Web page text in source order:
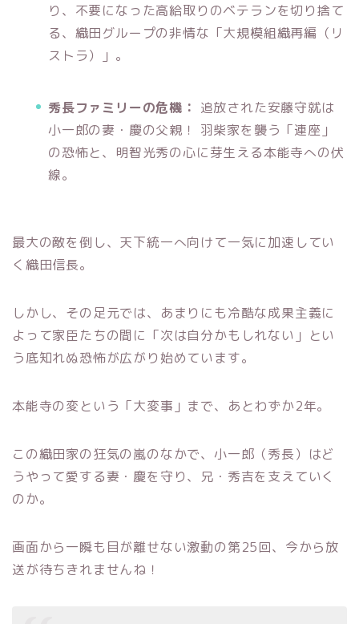
り、不要になった高給取りのベテランを切り捨て
る、織田グループの非情な「大規模組織再編（リ
ストラ）」。
秀長ファミリーの危機： 追放された安藤守就は
小一郎の妻・慶の父親！ 羽柴家を襲う「連座」
の恐怖と、明智光秀の心に芽生える本能寺への伏
線。
最大の敵を倒し、天下統一へ向けて一気に加速してい
く織田信長。
しかし、その足元では、あまりにも冷酷な成果主義に
よって家臣たちの間に「次は自分かもしれない」とい
う底知れぬ恐怖が広がり始めています。
本能寺の変という「大変事」まで、あとわずか2年。
この織田家の狂気の嵐のなかで、小一郎（秀長）はど
うやって愛する妻・慶を守り、兄・秀吉を支えていく
のか。
画面から一瞬も目が離せない激動の第25回、今から放
送が待ちきれませんね！